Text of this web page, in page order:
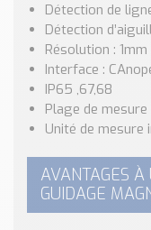
Détection de
Détection
Résolution :
Interface :
IP65 ,67,68
Plage de mesure
Unité de
AVANTAGES À
GUIDAGE